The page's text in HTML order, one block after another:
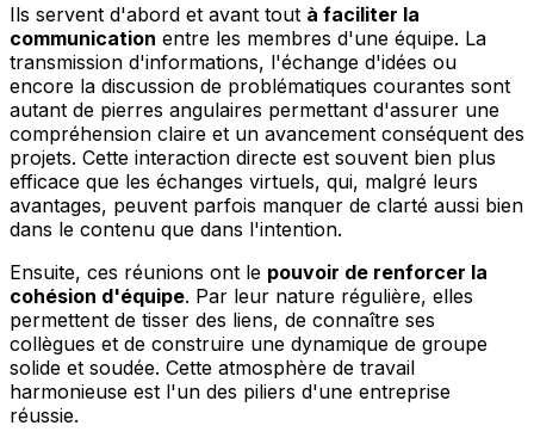
Ils servent d'abord et avant tout à faciliter la
communication entre les membres d'une équipe. La
transmission d'informations, l'échange d'idées ou
encore la discussion de problématiques courantes sont
autant de pierres angulaires permettant d'assurer une
compréhension claire et un avancement conséquent des
projets. Cette interaction directe est souvent bien plus
efficace que les échanges virtuels, qui, malgré leurs
avantages, peuvent parfois manquer de clarté aussi bien
dans le contenu que dans l'intention.
Ensuite, ces réunions ont le pouvoir de renforcer la
cohésion d'équipe. Par leur nature régulière, elles
permettent de tisser des liens, de connaître ses
collègues et de construire une dynamique de groupe
solide et soudée. Cette atmosphère de travail
harmonieuse est l'un des piliers d'une entreprise
réussie.